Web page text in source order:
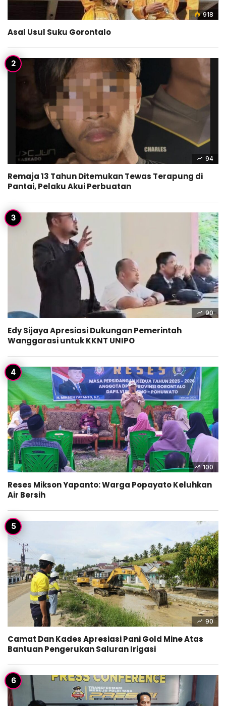
918
Asal Usul Suku Gorontalo
94
Remaja 13 Tahun Ditemukan Tewas Terapung di
Pantai, Pelaku Akui Perbuatan
90
Edy Sijaya Apresiasi Dukungan Pemerintah
Wanggarasi untuk KKNT UNIPO
100
Reses Mikson Yapanto: Warga Popayato Keluhkan
Air Bersih
90
Camat Dan Kades Apresiasi Pani Gold Mine Atas
Bantuan Pengerukan Saluran Irigasi